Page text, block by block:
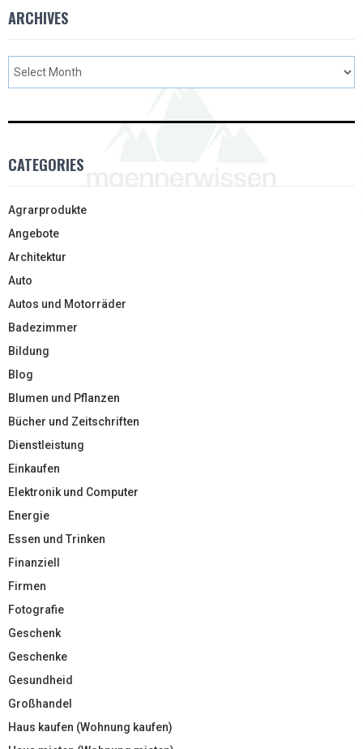
ARCHIVES
CATEGORIES
Agrarprodukte
Angebote
Architektur
Auto
Autos und Motorräder
Badezimmer
Bildung
Blog
Blumen und Pflanzen
Bücher und Zeitschriften
Dienstleistung
Einkaufen
Elektronik und Computer
Energie
Essen und Trinken
Finanziell
Firmen
Fotografie
Geschenk
Geschenke
Gesundheid
Großhandel
Haus kaufen (Wohnung kaufen)